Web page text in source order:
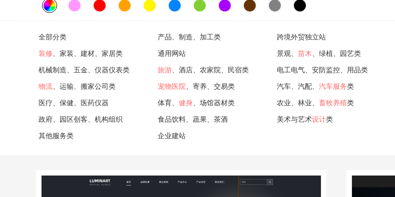
全部分类 产品、制造、加工类 跨境外贸独立站
装修 、家装、建材、家居类 通用网站 景观、 苗木 、绿植、园艺类
机械制造、五金、仪器仪表类 旅游 、酒店、农家院、民宿类 电工电气、安防监控、用品类
物流 、运输、搬家公司类 宠物医院 、寄养、交易类 汽车、汽配、 汽车服务类
医疗、保健、医药仪器 体育、 健身 、场馆器材类 农业、林业、 畜牧养殖类
政府、园区创客、机构组织 食品饮料、蔬果、茶酒 美术与艺术设计类
其他服务类 企业建站